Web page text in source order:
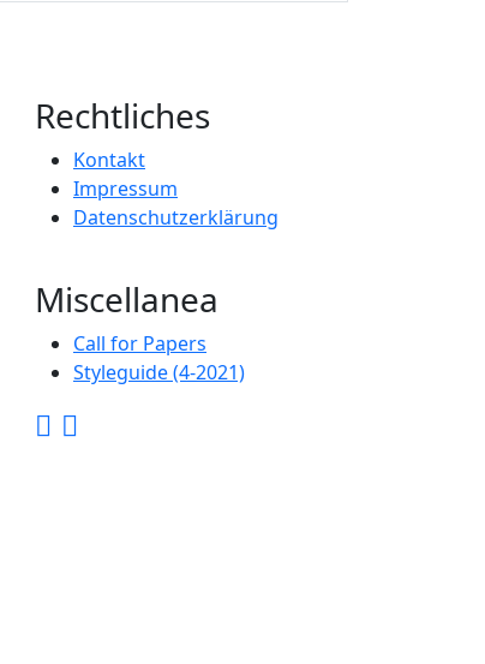
Rechtliches
Kontakt
Impressum
Datenschutzerklärung
Miscellanea
Call for Papers
Styleguide (4-2021)